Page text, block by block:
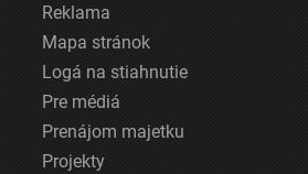
Reklama
Mapa stránok
Logá na stiahnutie
Pre médiá
Prenájom majetku
Projekty